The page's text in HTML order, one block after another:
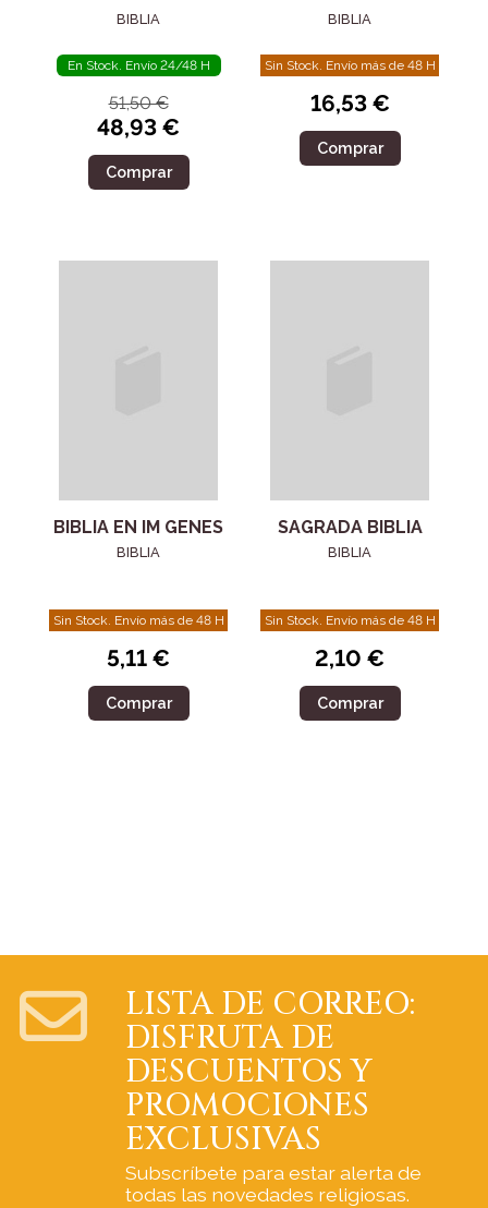
BIBLIA
En Stock. Envío 24/48 H
51,50 €
48,93 €
Comprar
BIBLIA
Sin Stock. Envío más de 48 H
16,53 €
Comprar
BIBLIA EN IM GENES
BIBLIA
Sin Stock. Envío más de 48 H
5,11 €
Comprar
SAGRADA BIBLIA
BIBLIA
Sin Stock. Envío más de 48 H
2,10 €
Comprar
LISTA DE CORREO:
DISFRUTA DE
DESCUENTOS Y
PROMOCIONES
EXCLUSIVAS
Subscríbete para estar alerta de
todas las novedades religiosas.